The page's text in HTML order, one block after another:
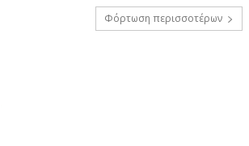
Φόρτωση περισσοτέρων